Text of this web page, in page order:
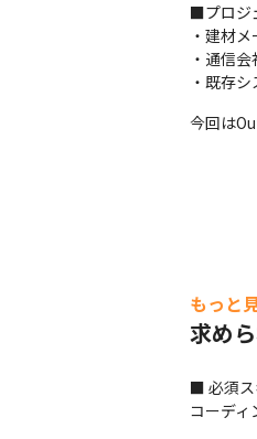
■プロジ
・建材
・通信
・既存
今回は
もっと
求め
■ 必須
コーディ